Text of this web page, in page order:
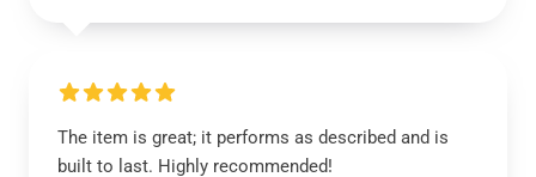
The item is great; it performs as described and is
built to last. Highly recommended!